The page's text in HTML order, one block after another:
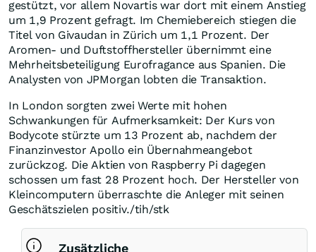
gestützt, vor allem Novartis war dort mit einem Anstieg
um 1,9 Prozent gefragt. Im Chemiebereich stiegen die
Titel von Givaudan in Zürich um 1,1 Prozent. Der
Aromen- und Duftstoffhersteller übernimmt eine
Mehrheitsbeteiligung Eurofragance aus Spanien. Die
Analysten von JPMorgan lobten die Transaktion.
In London sorgten zwei Werte mit hohen
Schwankungen für Aufmerksamkeit: Der Kurs von
Bodycote stürzte um 13 Prozent ab, nachdem der
Finanzinvestor Apollo ein Übernahmeangebot
zurückzog. Die Aktien von Raspberry Pi dagegen
schossen um fast 28 Prozent hoch. Der Hersteller von
Kleincomputern überraschte die Anleger mit seinen
Geschätszielen positiv./tih/stk
Zusätzliche